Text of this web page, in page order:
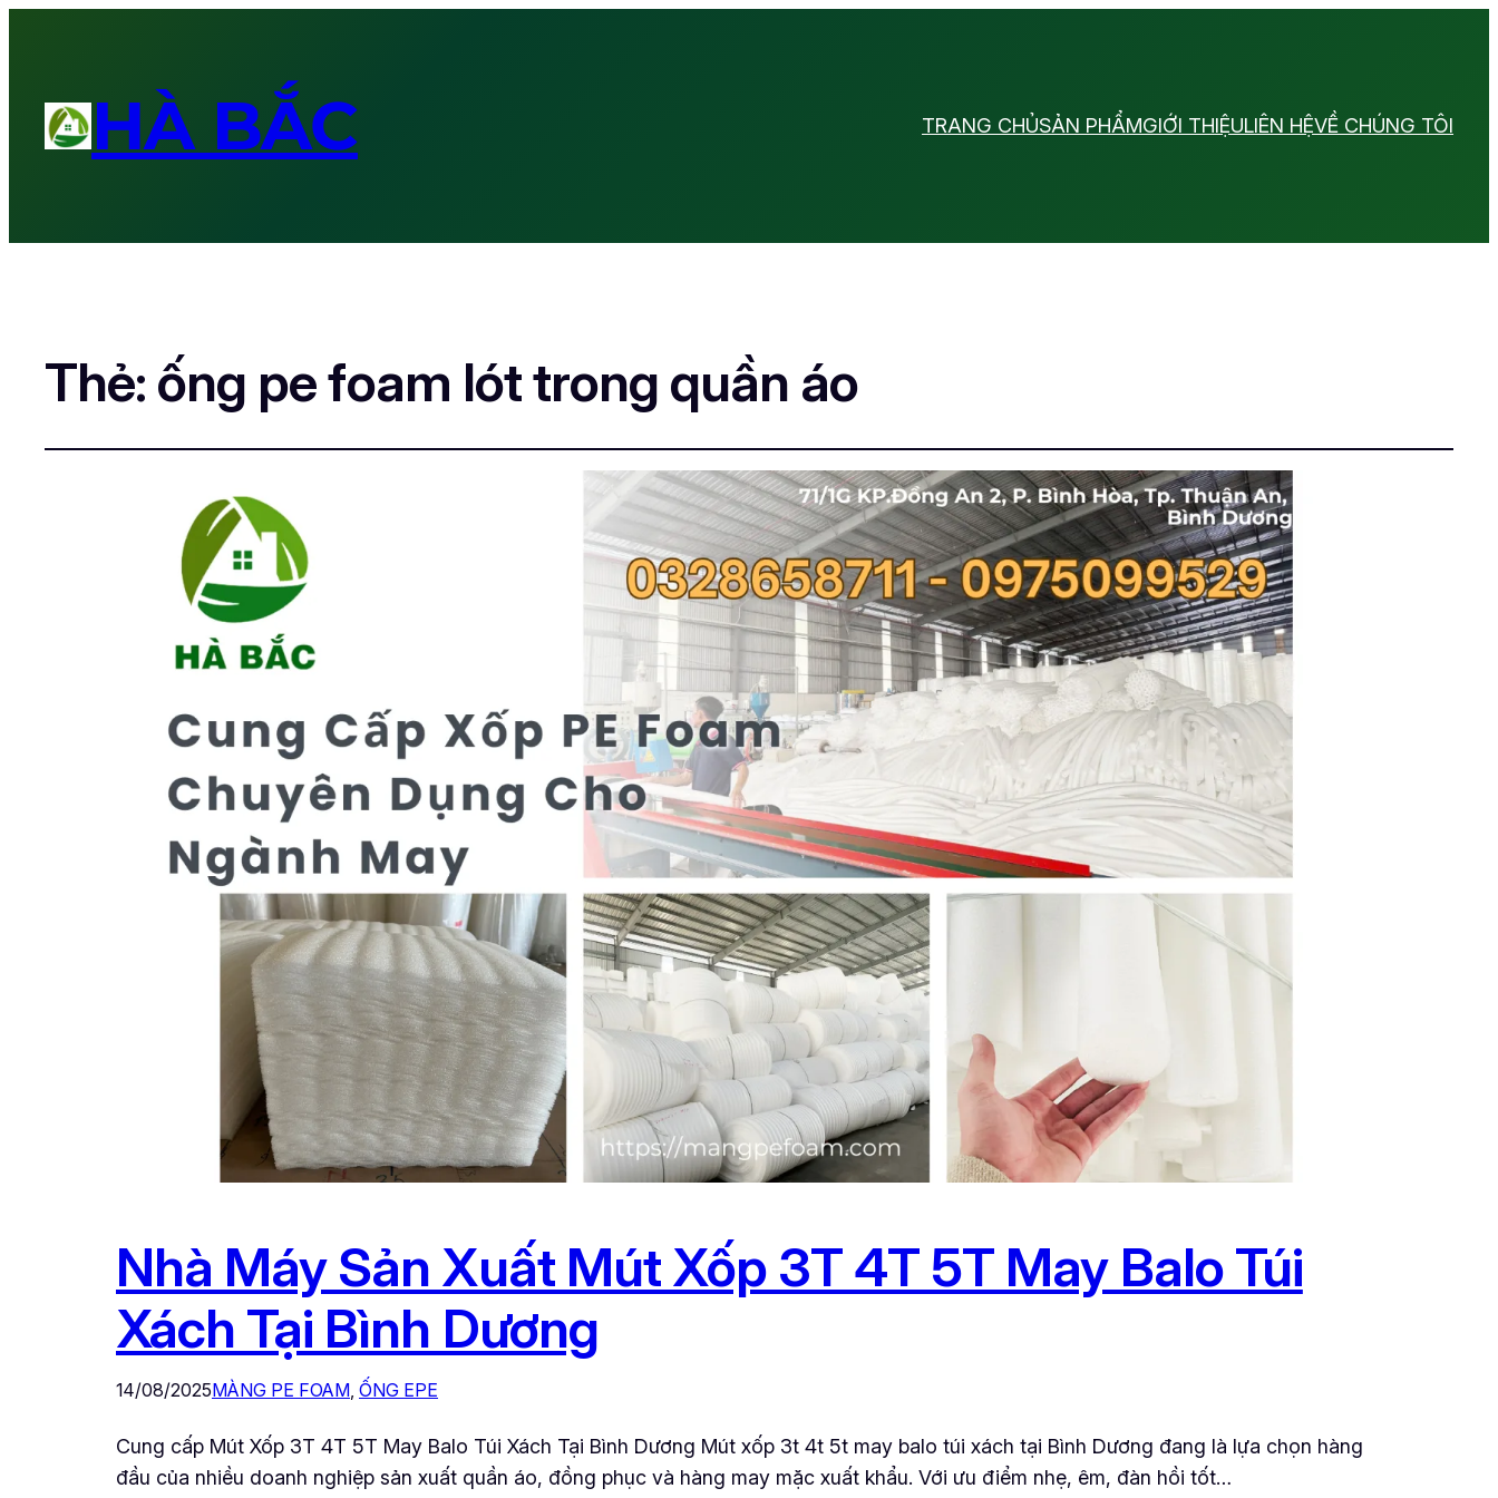
HÀ BẮC TRANG CHỦSẢN PHẨMGIỚI THIỆULIÊN HỆVỀ CHÚNG TÔI
Thẻ: ống pe foam lót trong quần áo
Nhà Máy Sản Xuất Mút Xốp 3T 4T 5T May Balo Túi
Xách Tại Bình Dương
14/08/2025MÀNG PE FOAM ỐNG EPE
Cung cấp Mút Xốp 3T 4T 5T May Balo Túi Xách Tại Bình Dương Mút xốp 3t 4t 5t may balo túi xách tại Bình Dương đang là lựa chọn hàng
đầu của nhiều doanh nghiệp sản xuất quần áo, đồng phục và hàng may mặc xuất khẩu. Với ưu điểm nhẹ, êm, đàn hồi tốt…